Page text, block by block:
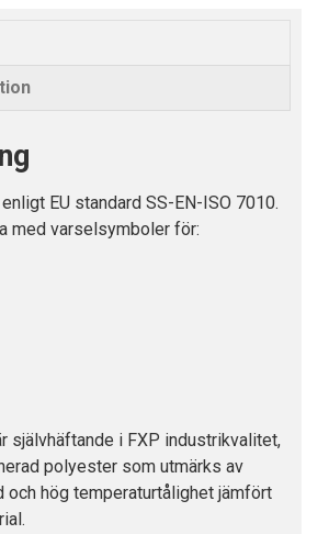
mängd
EU standard SS-EN-ISO 7010.
med varselsymboler för:
självhäftande i FXP industrikvalitet,
polyester som utmärks av
och hög temperaturtålighet jämfört